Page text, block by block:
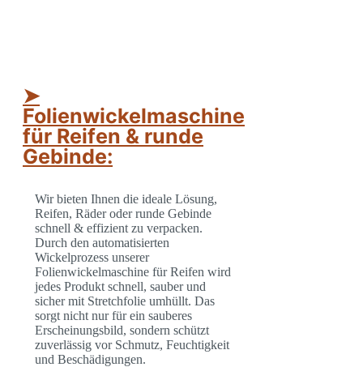
➤
Folienwickelmaschine
für Reifen & runde
Gebinde:
Wir bieten Ihnen die ideale Lösung,
Reifen, Räder oder runde Gebinde
schnell & effizient zu verpacken.
Durch den automatisierten
Wickelprozess unserer
Folienwickelmaschine für Reifen wird
jedes Produkt schnell, sauber und
sicher mit Stretchfolie umhüllt. Das
sorgt nicht nur für ein sauberes
Erscheinungsbild, sondern schützt
zuverlässig vor Schmutz, Feuchtigkeit
und Beschädigungen.